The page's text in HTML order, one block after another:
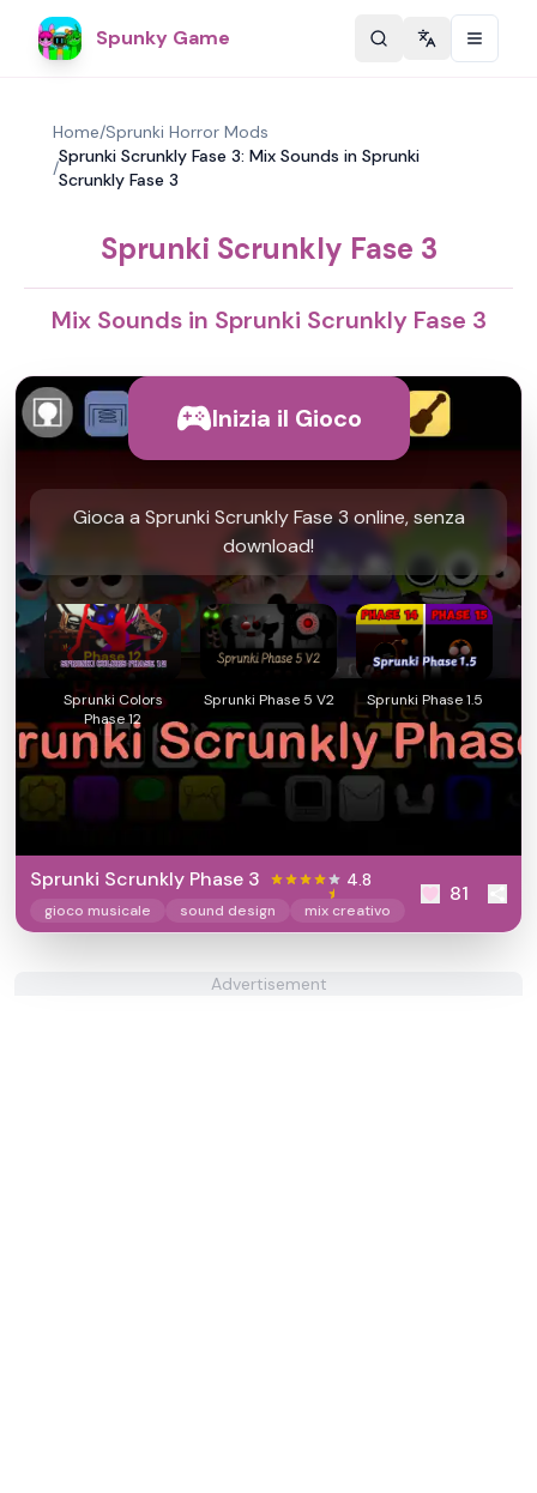
Spunky Game Change
Home/Sprunki Horror Mods
/
Sprunki Scrunkly Fase 3: Mix Sounds in Sprunki
Scrunkly Fase 3
Sprunki Scrunkly Fase 3
Mix Sounds in Sprunki Scrunkly Fase 3
Inizia il Gioco
Gioca a Sprunki Scrunkly Fase 3 online, senza
download!
Sprunki Colors
Phase 12
Sprunki Phase 5 V2 Sprunki Phase 1.5
Sprunki Scrunkly Phase 3 4.8
gioco musicale sound design mix creativo
81
Advertisement